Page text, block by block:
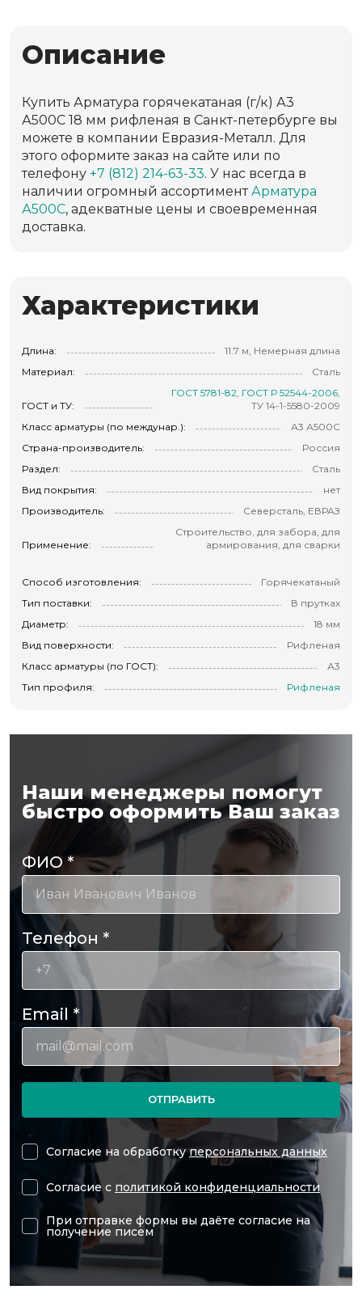
Описание
Купить Арматура горячекатаная (г/к) А3
А500С 18 мм рифленая в Санкт-петербурге вы
можете в компании Евразия-Металл. Для
этого оформите заказ на сайте или по
телефону +7 (812) 214-63-33. У нас всегда в
наличии огромный ассортиментАрматура
А500С, адекватные цены и своевременная
доставка.
Характеристики
Длина:
11.7 м, Немерная длина
Материал:
Сталь
ГОСТ и ТУ:
ГОСТ 5781-82 ГОСТ Р 52544-2006
ТУ 14-1-5580-2009
Класс арматуры (по междунар.):
А3 А500С
Страна-производитель:
Россия
Раздел:
Сталь
Вид покрытия:
нет
Производитель:
Северсталь, ЕВРАЗ
Применение:
Строительство, для забора, для
армирования, для сварки
Способ изготовления:
Горячекатаный
Тип поставки:
В прутках
Диаметр:
18 мм
Вид поверхности:
Рифленая
Класс арматуры (по ГОСТ):
А3
Тип профиля:
Рифленая
Наши менеджеры помогут
быстро оформить Ваш заказ
ФИО*
Телефон *
Email *
ОТПРАВИТЬ
Согласие на обработкуперсональных данных
Согласие с политикой конфиденциальности
При отправке формы вы даёте согласие на
получение писем